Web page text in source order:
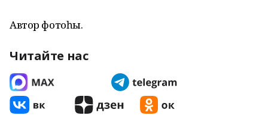
Автор фотоһы.
Читайте нас